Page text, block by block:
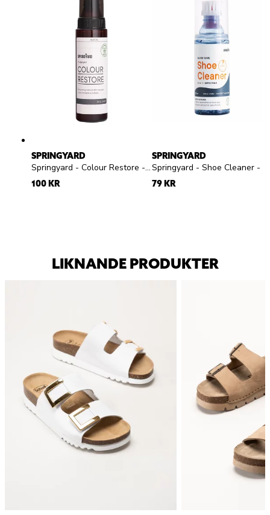
SPRINGYARD
Springyard - Colour Restore - Färglös flytande skokräm för mocka och nubuck
100 KR
SPRINGYARD
79 KR
LIKNANDE PRODUKTER